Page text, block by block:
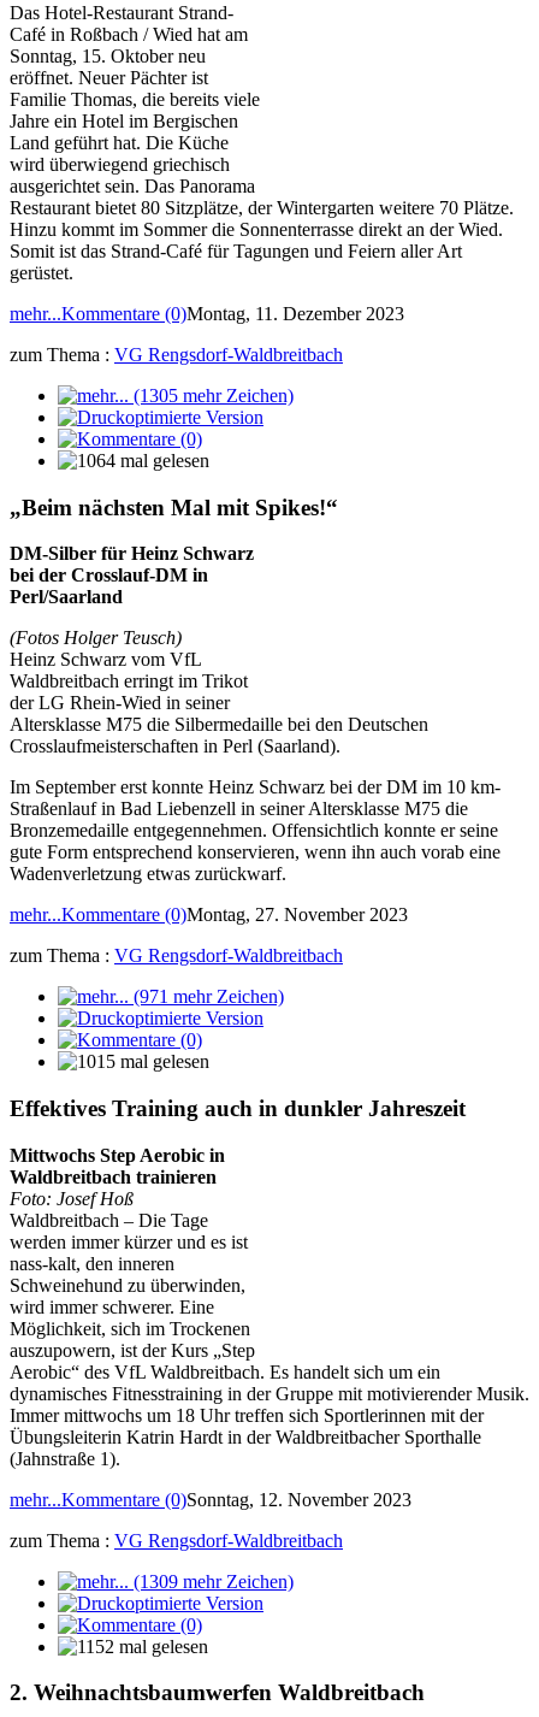
Das Hotel-Restaurant Strand-
Café in Roßbach / Wied hat am
Sonntag, 15. Oktober neu
eröffnet. Neuer Pächter ist
Familie Thomas, die bereits viele
Jahre ein Hotel im Bergischen
Land geführt hat. Die Küche
wird überwiegend griechisch
ausgerichtet sein. Das Panorama
Restaurant bietet 80 Sitzplätze, der Wintergarten weitere 70 Plätze.
Hinzu kommt im Sommer die Sonnenterrasse direkt an der Wied.
Somit ist das Strand-Café für Tagungen und Feiern aller Art
gerüstet.
mehr...Kommentare (0)Montag, 11. Dezember 2023
zum Thema : VG Rengsdorf-Waldbreitbach
„Beim nächsten Mal mit Spikes!“
DM-Silber für Heinz Schwarz
bei der Crosslauf-DM in
Perl/Saarland
(Fotos Holger Teusch)
Heinz Schwarz vom VfL
Waldbreitbach erringt im Trikot
der LG Rhein-Wied in seiner
Altersklasse M75 die Silbermedaille bei den Deutschen
Crosslaufmeisterschaften in Perl (Saarland).
Im September erst konnte Heinz Schwarz bei der DM im 10 km-
Straßenlauf in Bad Liebenzell in seiner Altersklasse M75 die
Bronzemedaille entgegennehmen. Offensichtlich konnte er seine
gute Form entsprechend konservieren, wenn ihn auch vorab eine
Wadenverletzung etwas zurückwarf.
mehr...Kommentare (0)Montag, 27. November 2023
zum Thema : VG Rengsdorf-Waldbreitbach
Effektives Training auch in dunkler Jahreszeit
Mittwochs Step Aerobic in
Waldbreitbach trainieren
Foto: Josef Hoß
Waldbreitbach – Die Tage
werden immer kürzer und es ist
nass-kalt, den inneren
Schweinehund zu überwinden,
wird immer schwerer. Eine
Möglichkeit, sich im Trockenen
auszupowern, ist der Kurs „Step
Aerobic“ des VfL Waldbreitbach. Es handelt sich um ein
dynamisches Fitnesstraining in der Gruppe mit motivierender Musik.
Immer mittwochs um 18 Uhr treffen sich Sportlerinnen mit der
Übungsleiterin Katrin Hardt in der Waldbreitbacher Sporthalle
(Jahnstraße 1).
mehr...Kommentare (0)Sonntag, 12. November 2023
zum Thema : VG Rengsdorf-Waldbreitbach
2. Weihnachtsbaumwerfen Waldbreitbach